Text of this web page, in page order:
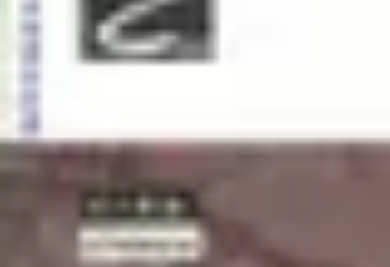
Atlas Géographique
Tendances
Perception et Utilisation
Atlas Géographique